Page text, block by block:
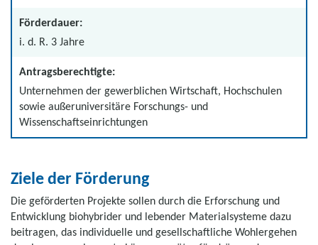
Förderdauer:
i. d. R. 3 Jahre
Antragsberechtigte:
Unternehmen der gewerblichen Wirtschaft, Hochschulen
sowie außeruniversitäre Forschungs- und
Wissenschaftseinrichtungen
Ziele der Förderung
Die geförderten Projekte sollen durch die Erforschung und
Entwicklung biohybrider und lebender Materialsysteme dazu
beitragen, das individuelle und gesellschaftliche Wohlergehen